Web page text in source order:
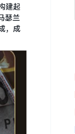
建起
瑟兰
，成